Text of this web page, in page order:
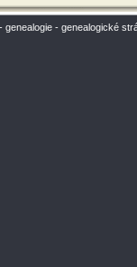
genealogie - genealogické